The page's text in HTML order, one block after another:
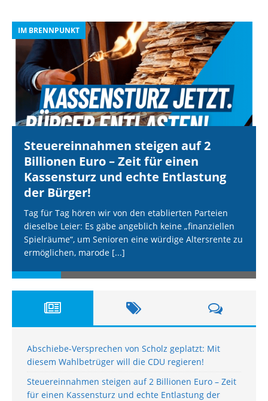
IM BRENNPUNKT
Steuereinnahmen steigen auf 2
Billionen Euro – Zeit für einen
Kassensturz und echte Entlastung
der Bürger!
Tag für Tag hören wir von den etablierten Parteien
dieselbe Leier: Es gäbe angeblich keine „finanziellen
Spielräume“, um Senioren eine würdige Altersrente zu
ermöglichen, marode [...]
Abschiebe-Versprechen von Scholz geplatzt: Mit
diesem Wahlbetrüger will die CDU regieren!
Steuereinnahmen steigen auf 2 Billionen Euro – Zeit
für einen Kassensturz und echte Entlastung der